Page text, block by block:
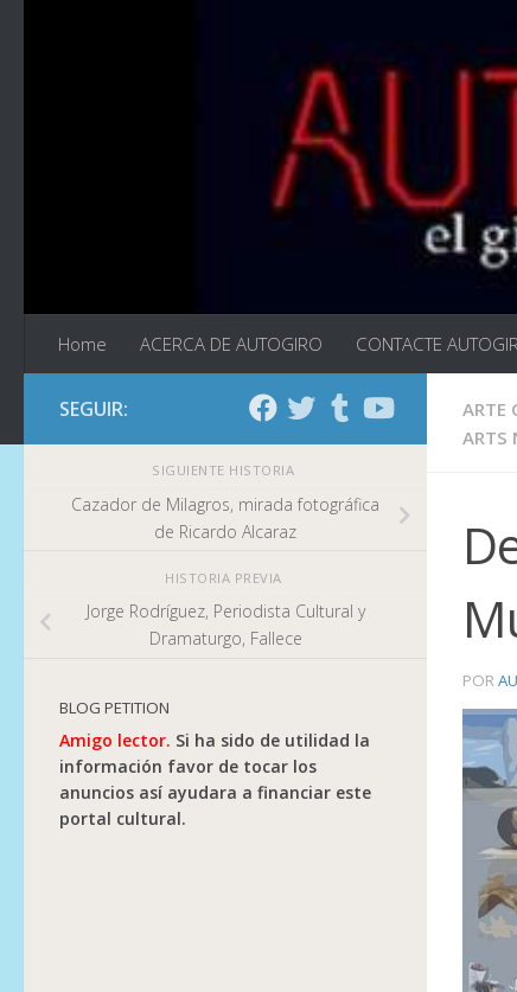
Home ACERCA DE AUTOGIRO CONTACTE
ARTE
ARTS
POR
SEGUIR:
SIGUIENTE HISTORIA
Cazador de Milagros, mirada fotográfica
de Ricardo Alcaraz
HISTORIA PREVIA
Jorge Rodríguez, Periodista Cultural y
Dramaturgo, Fallece
BLOG PETITION
Amigo lector. Si ha sido de utilidad la
información favor de tocar los
anuncios así ayudara a financiar este
portal cultural.